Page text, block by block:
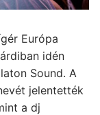
Európa
idén
Sound. A
jelentették
a dj